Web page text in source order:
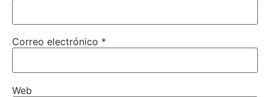
Correo electrónico *
Web